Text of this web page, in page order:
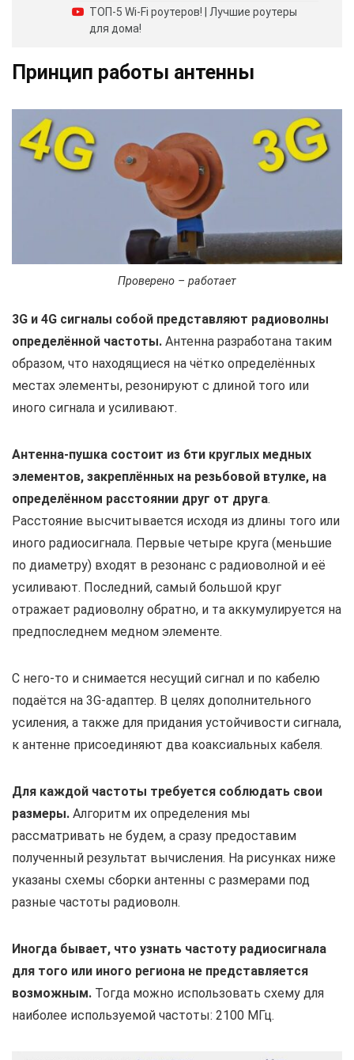
ТОП-5 Wi-Fi роутеров! | Лучшие роутеры
для дома!
Принцип работы антенны
Проверено – работает
3G и 4G сигналы собой представляют радиоволны
определённой частоты. Антенна разработана таким
образом, что находящиеся на чётко определённых
местах элементы, резонируют с длиной того или
иного сигнала и усиливают.
Антенна-пушка состоит из 6ти круглых медных
элементов, закреплённых на резьбовой втулке, на
определённом расстоянии друг от друга.
Расстояние высчитывается исходя из длины того или
иного радиосигнала. Первые четыре круга (меньшие
по диаметру) входят в резонанс с радиоволной и её
усиливают. Последний, самый большой круг
отражает радиоволну обратно, и та аккумулируется на
предпоследнем медном элементе.
С него-то и снимается несущий сигнал и по кабелю
подаётся на 3G-адаптер. В целях дополнительного
усиления, а также для придания устойчивости сигнала,
к антенне присоединяют два коаксиальных кабеля.
Для каждой частоты требуется соблюдать свои
размеры. Алгоритм их определения мы
рассматривать не будем, а сразу предоставим
полученный результат вычисления. На рисунках ниже
указаны схемы сборки антенны с размерами под
разные частоты радиоволн.
Иногда бывает, что узнать частоту радиосигнала
для того или иного региона не представляется
возможным. Тогда можно использовать схему для
наиболее используемой частоты: 2100 МГц.